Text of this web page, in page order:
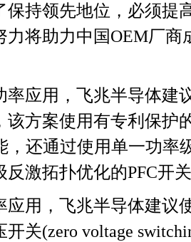
保持领先地位，必须提
力将助力中国OEM厂
率应用，飞兆半导体建
该方案使用有专利保护
，还通过使用单一功率
反激拓扑优化的PFC开
应用，飞兆半导体建议
开关(zero voltage